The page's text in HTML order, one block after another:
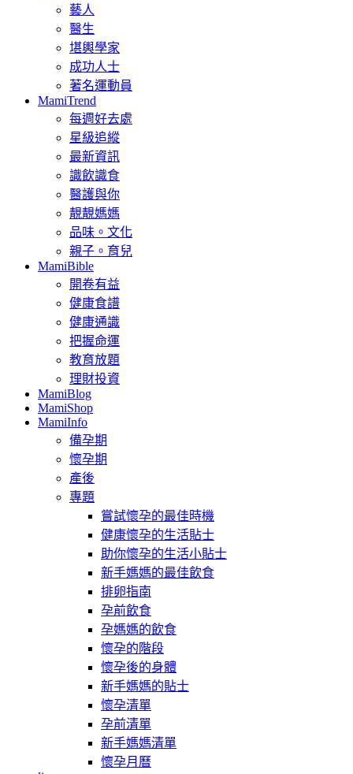
藝人
醫生
堪輿學家
成功人士
著名運動員
MamiTrend
每週好去處
星級追縱
最新資訊
識飲識食
醫護與你
靚靚媽媽
品味。文化
親子。育兒
MamiBible
開卷有益
健康食譜
健康通識
把握命運
教育放題
理財投資
MamiBlog
MamiShop
MamiInfo
備孕期
懷孕期
產後
專題
嘗試懷孕的最佳時機
健康懷孕的生活貼士
助你懷孕的生活小貼士
新手媽媽的最佳飲食
排卵指南
孕前飲食
孕媽媽的飲食
懷孕的階段
懷孕後的身體
新手媽媽的貼士
懷孕清單
孕前清單
新手媽媽清單
懷孕月曆